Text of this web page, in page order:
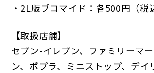
・2L版ブロマイド：各500円（税
【取扱店舗】
セブン-イレブン、ファミリーマ
ン、ポプラ、ミニストップ、デイ